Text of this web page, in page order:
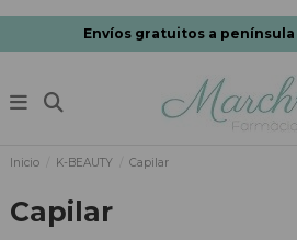
Envíos gratuitos a
Inicio K-BEAUTY Capilar
Capilar